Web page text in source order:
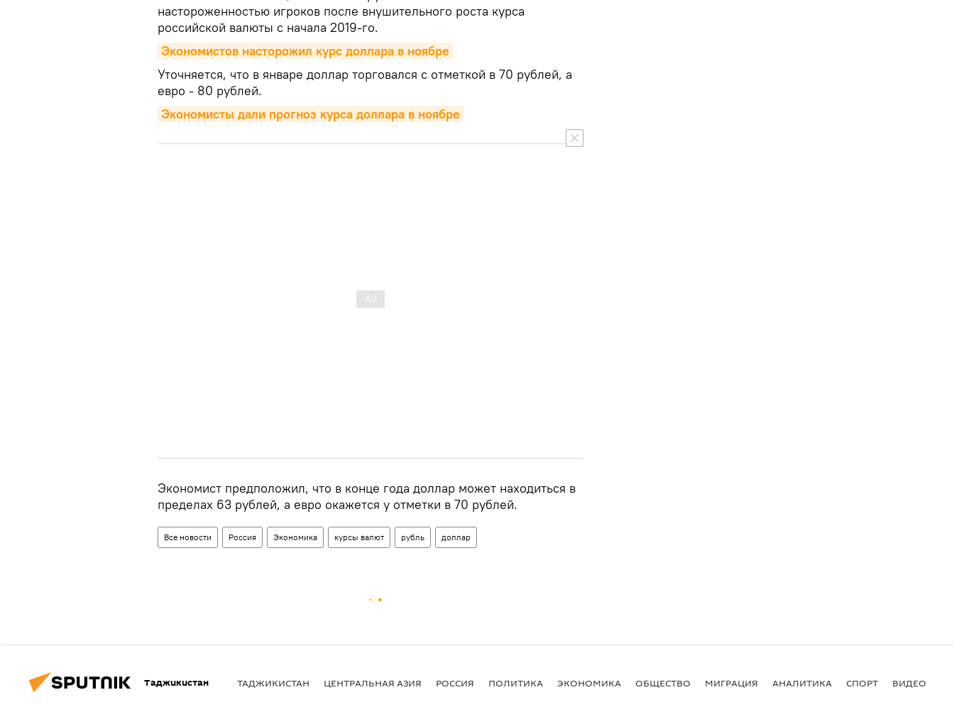
настороженностью игроков после внушительного роста курса
российской валюты с начала 2019-го.
Экономистов насторожил курс доллара в ноябре
Уточняется, что в январе доллар торговался с отметкой в 70 рублей, а
евро - 80 рублей.
Экономисты дали прогноз курса доллара в ноябре
Экономист предположил, что в конце года доллар может находиться в
пределах 63 рублей, а евро окажется у отметки в 70 рублей.
Все новости Россия Экономика курсы валют рубль доллар
Таджикистан ТАДЖИКИСТАН ЦЕНТРАЛЬНАЯ АЗИЯ РОССИЯ ПОЛИТИКА ЭКОНОМИКА ОБЩЕСТВО МИГРАЦИЯ АНАЛИТИКА СПОРТ ВИДЕО